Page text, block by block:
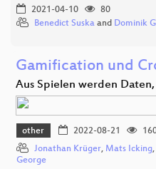
2021-04-10
80
Benedict Suska and Dominik
Gamification und
Aus Spielen werden
other 2022-08-21
Jonathan Krüger, Mats Icking,
George